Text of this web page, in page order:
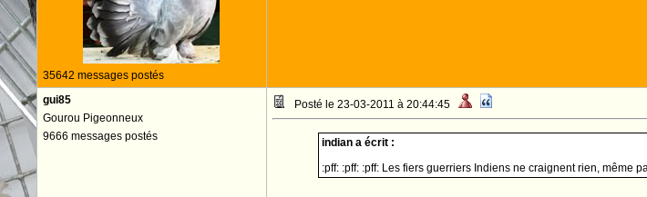
35642 messages postés
gui85
Gourou Pigeonneux
9666 messages postés
Posté le 23-03-2011 à 20:44:45
indian a écrit :
:pff: :pff: :pff: Les fiers guerriers Indiens ne craignent rien, même